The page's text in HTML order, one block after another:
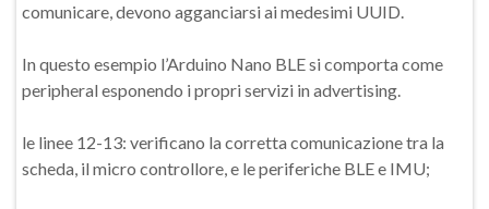
comunicare, devono agganciarsi ai medesimi UUID.
In questo esempio l’Arduino Nano BLE si comporta come
peripheral esponendo i propri servizi in advertising.
le linee 12-13: verificano la corretta comunicazione tra la
scheda, il micro controllore, e le periferiche BLE e IMU;